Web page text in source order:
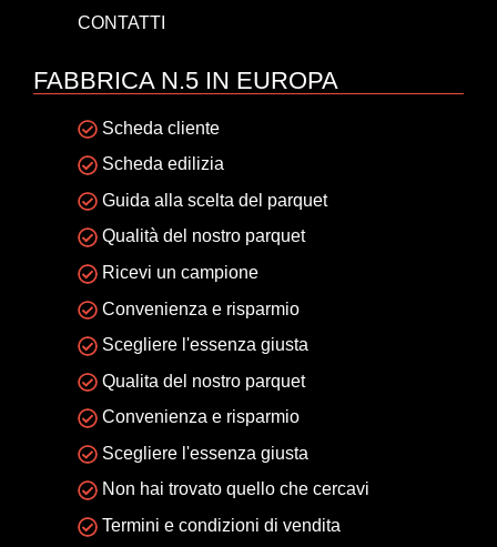
CONTATTI
FABBRICA N.5 IN EUROPA
Scheda cliente
Scheda edilizia
Guida alla scelta del parquet
Qualità del nostro parquet
Ricevi un campione
Convenienza e risparmio
Scegliere l'essenza giusta
Qualita del nostro parquet
Convenienza e risparmio
Scegliere l'essenza giusta
Non hai trovato quello che cercavi
Termini e condizioni di vendita